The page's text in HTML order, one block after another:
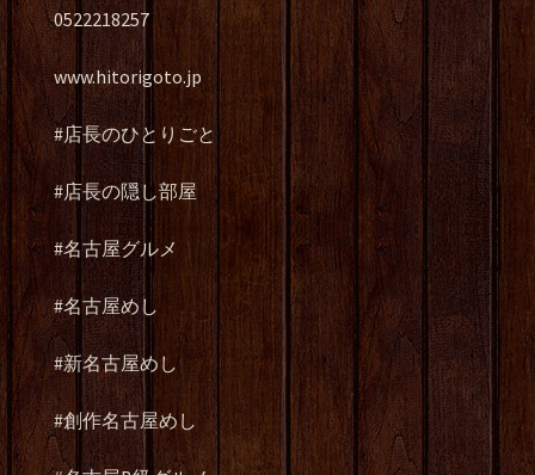
0522218257
www.hitorigoto.jp
#店長のひとりごと
#店長の隠し部屋
#名古屋グルメ
#名古屋めし
#新名古屋めし
#創作名古屋めし